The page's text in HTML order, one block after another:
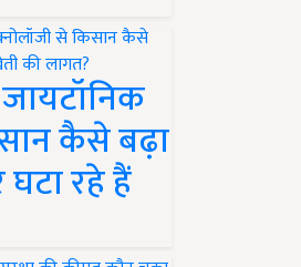
कैसे बढ़ा
रहे हैं